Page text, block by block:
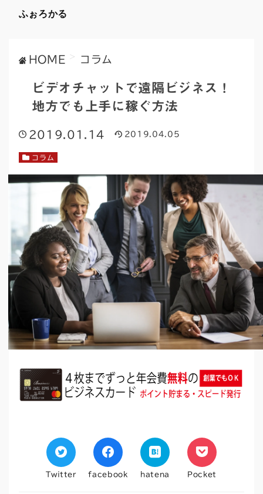
ふぉろかる
HOME > コラム
ビデオチャットで遠隔ビジネス！
地方でも上手に稼ぐ方法
2019.01.14 2019.04.05
コラム
Twitter facebook hatena Pocket